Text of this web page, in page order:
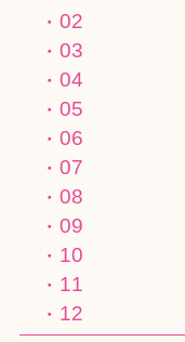
02
03
04
05
06
07
08
09
10
11
12